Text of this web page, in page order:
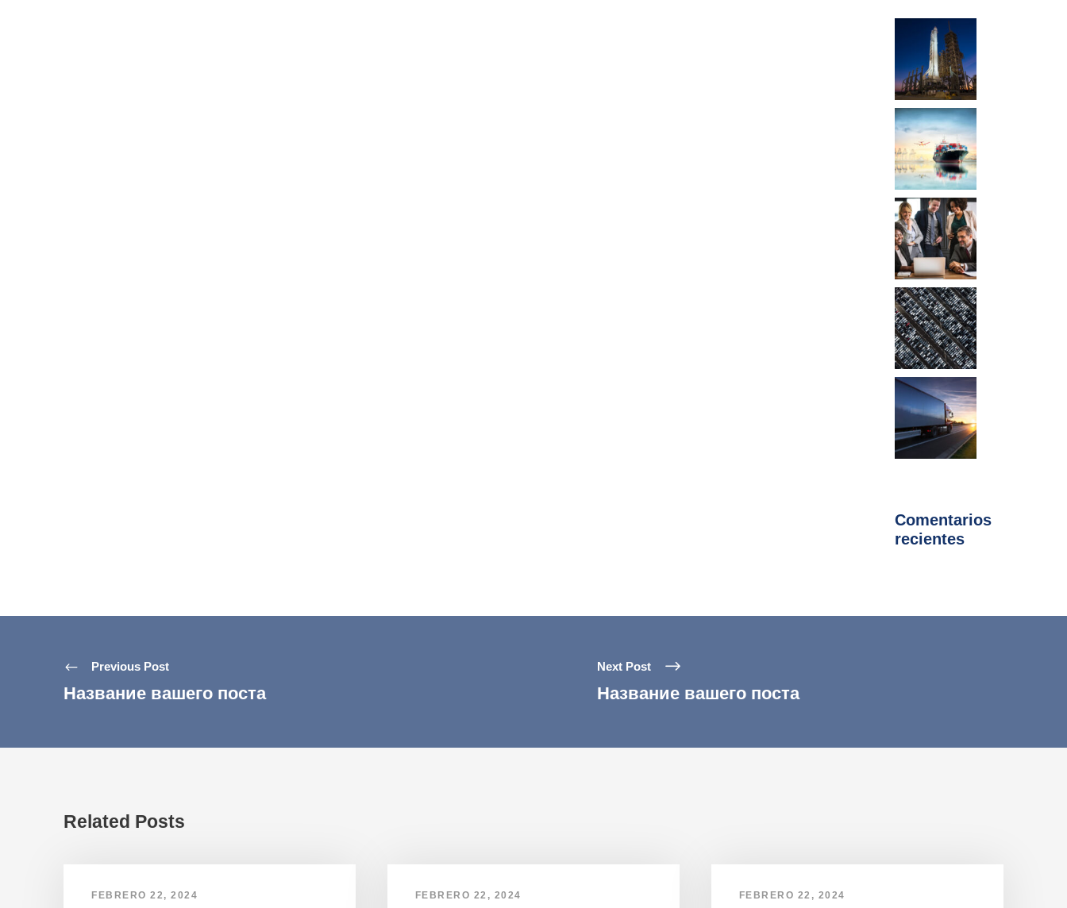
Comentarios
recientes
Previous Post
Название вашего поста
Next Post
Название вашего поста
Related Posts
FEBRERO 22, 2024 FEBRERO 22, 2024 FEBRERO 22, 2024